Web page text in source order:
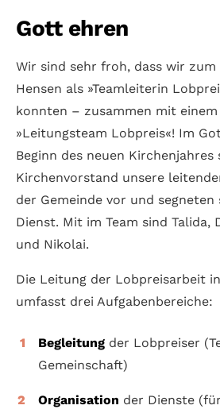
Gott ehren
Wir sind sehr froh, dass wir zum
Hensen als »Team­leiterin
konnten – zusammen mit
»Leitungs­team Lobpreis«! Im
Beginn des neuen
Kirchen­vorstand unsere
der Gemeinde vor und segneten
Dienst. Mit im Team sind Talida,
und Nikolai.
Die Leitung der Lobpreisarbeit
umfasst drei Auf­gaben­bereiche:
Begleitung der Lobpreiser
Gemein­schaft)
Organisation der Dienste